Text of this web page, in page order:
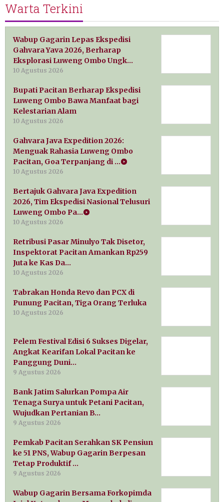
Warta Terkini
Wabup Gagarin Lepas Ekspedisi
Gahvara Yava 2026, Berharap
Eksplorasi Luweng Ombo Ungk…
10 Agustus 2026
Bupati Pacitan Berharap Ekspedisi
Luweng Ombo Bawa Manfaat bagi
Kelestarian Alam
10 Agustus 2026
Gahvara Java Expedition 2026:
Menguak Rahasia Luweng Ombo
Pacitan, Goa Terpanjang di …
10 Agustus 2026
Bertajuk Gahvara Java Expedition
2026, Tim Ekspedisi Nasional Telusuri
Luweng Ombo Pa…
10 Agustus 2026
Retribusi Pasar Minulyo Tak Disetor,
Inspektorat Pacitan Amankan Rp259
Juta ke Kas Da…
10 Agustus 2026
Tabrakan Honda Revo dan PCX di
Punung Pacitan, Tiga Orang Terluka
10 Agustus 2026
Pelem Festival Edisi 6 Sukses Digelar,
Angkat Kearifan Lokal Pacitan ke
Panggung Duni…
9 Agustus 2026
Bank Jatim Salurkan Pompa Air
Tenaga Surya untuk Petani Pacitan,
Wujudkan Pertanian B…
9 Agustus 2026
Pemkab Pacitan Serahkan SK Pensiun
ke 51 PNS, Wabup Gagarin Berpesan
Tetap Produktif …
9 Agustus 2026
Wabup Gagarin Bersama Forkopimda